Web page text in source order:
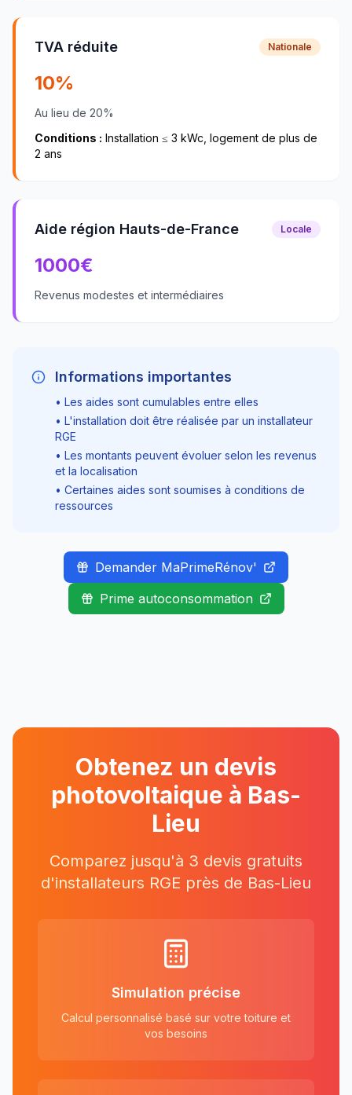
TVA réduite Nationale
10%
Au lieu de 20%
Conditions : Installation ≤ 3 kWc, logement de plus de
2 ans
Aide région Hauts-de-France Locale
1000€
Revenus modestes et intermédiaires
Informations importantes
• Les aides sont cumulables entre elles
• L'installation doit être réalisée par un installateur
RGE
• Les montants peuvent évoluer selon les revenus
et la localisation
• Certaines aides sont soumises à conditions de
ressources
Demander MaPrimeRénov'
Prime autoconsommation
Obtenez un devis
photovoltaique à Bas-
Lieu
Comparez jusqu'à 3 devis gratuits
d'installateurs RGE près de Bas-Lieu
Simulation précise
Calcul personnalisé basé sur votre toiture et
vos besoins